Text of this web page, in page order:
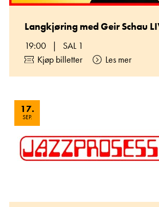
Langkjøring med Geir Schau
19:00 |
SAL 1
Kjøp billetter
Les mer
17.
SEP.